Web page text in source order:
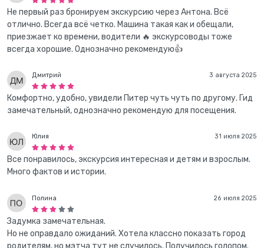
Не первый раз бронируем экскурсию через Антона. Всё
отлично. Всегда всё четко. Машина такая как и обещали,
приезжает ко времени, водители 🔥 экскурсоводы тоже
всегда хорошие. Однозначно рекомендую👍
3 августа 2025
Дмитрий
Комфортно, удобно, увидели Питер чуть чуть по другому. Гид
замечательный, однозначно рекомендую для посещения.
31 июля 2025
Юлия
Все понравилось, экскурсия интересная и детям и взрослым.
Много фактов и истории.
26 июля 2025
Полина
Задумка замечательная.
Но не оправдало ожиданий. Хотела классно показать город
родителям, но мэтча тут не случилось. Получилось голопом.